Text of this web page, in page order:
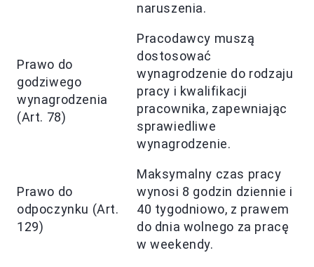
naruszenia.
Prawo do
godziwego
wynagrodzenia
(Art. 78)
Pracodawcy muszą
dostosować
wynagrodzenie do rodzaju
pracy i kwalifikacji
pracownika, zapewniając
sprawiedliwe
wynagrodzenie.
Prawo do
odpoczynku (Art.
129)
Maksymalny czas pracy
wynosi 8 godzin dziennie i
40 tygodniowo, z prawem
do dnia wolnego za pracę
w weekendy.